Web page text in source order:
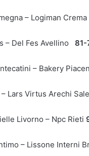
– Logiman Crema
– Del Fes Avellino 81-
– Bakery
Lars Virtus Arechi
Livorno – Npc Rieti
– Lissone Interni